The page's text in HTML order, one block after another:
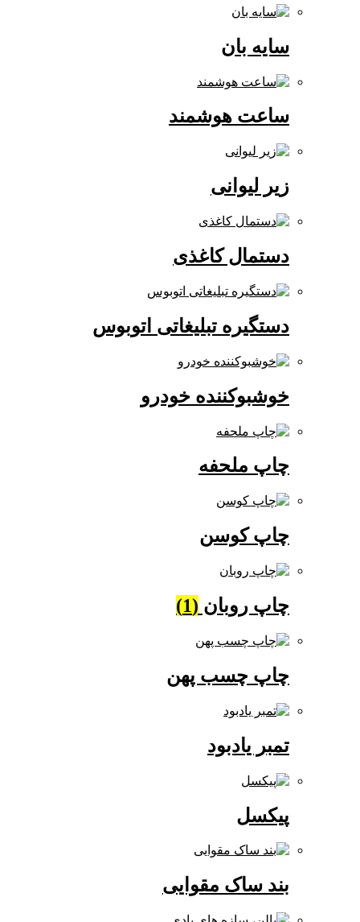
ساعت هوشمند
زیر لیوانی
دستمال کاغذی
دستگیره تبلیغاتی اتوبوس
خوشبوکننده خودرو
چاپ ملحفه
چاپ کوسن
چاپ روبان(1)
چاپ چسب پهن
تمبر یادبود
بند ساک مقوایی